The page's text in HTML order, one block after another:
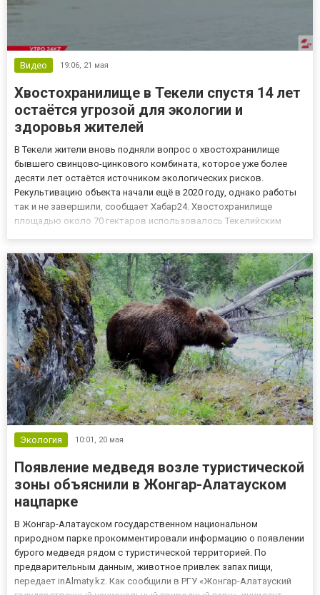
Видео 19:06, 21 мая
Хвостохранилище в Текели спустя 14 лет
остаётся угрозой для экологии и
здоровья жителей
В Текели жители вновь подняли вопрос о хвостохранилище
бывшего свинцово-цинкового комбината, которое уже более
десяти лет остаётся источником экологических рисков.
Рекультивацию объекта начали ещё в 2020 году, однако работы
так и не завершили, сообщает Хабар24. Хвостохранилище
площадью около 70 гектаров использовалось Текелийским
тонн мет...
Экология 10:01, 20 мая
Появление медведя возле туристической
зоны объяснили в Жонгар-Алатауском
нацпарке
В Жонгар-Алатауском государственном национальном
природном парке прокомментировали информацию о появлении
бурого медведя рядом с туристической территорией. По
предварительным данным, животное привлек запах пищи,
передает inAlmaty.kz. Как сообщили в РГУ «Жонгар-Алатауский